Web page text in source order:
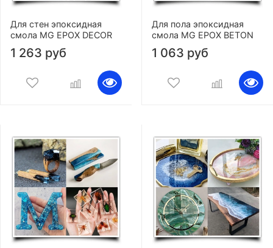
Для стен эпоксидная
смола MG EPOX DECOR
1 263 руб
Для пола эпоксидная
смола MG EPOX BETON
1 063 руб